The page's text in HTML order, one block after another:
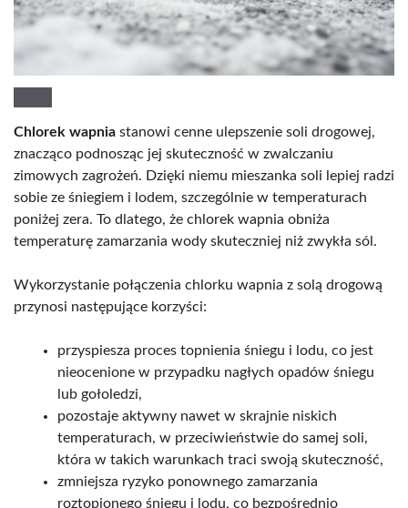
Chlorek wapnia stanowi cenne ulepszenie soli drogowej,
znacząco podnosząc jej skuteczność w zwalczaniu
zimowych zagrożeń. Dzięki niemu mieszanka soli lepiej radzi
sobie ze śniegiem i lodem, szczególnie w temperaturach
poniżej zera. To dlatego, że chlorek wapnia obniża
temperaturę zamarzania wody skuteczniej niż zwykła sól.
Wykorzystanie połączenia chlorku wapnia z solą drogową
przynosi następujące korzyści:
przyspiesza proces topnienia śniegu i lodu, co jest
nieocenione w przypadku nagłych opadów śniegu
lub gołoledzi,
pozostaje aktywny nawet w skrajnie niskich
temperaturach, w przeciwieństwie do samej soli,
która w takich warunkach traci swoją skuteczność,
zmniejsza ryzyko ponownego zamarzania
roztopionego śniegu i lodu, co bezpośrednio